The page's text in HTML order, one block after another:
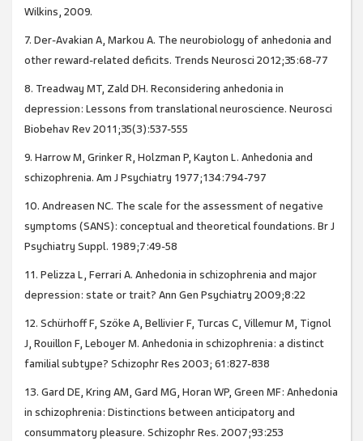
Wilkins, 2009.
7. Der-Avakian A, Markou A. The neurobiology of anhedonia and
other reward-related deficits. Trends Neurosci 2012;35:68-77
8. Treadway MT, Zald DH. Reconsidering anhedonia in
depression: Lessons from translational neuroscience. Neurosci
Biobehav Rev 2011;35(3):537-555
9. Harrow M, Grinker R, Holzman P, Kayton L. Anhedonia and
schizophrenia. Am J Psychiatry 1977;134:794-797
10. Andreasen NC. The scale for the assessment of negative
symptoms (SANS): conceptual and theoretical foundations. Br J
Psychiatry Suppl. 1989;7:49-58
11. Pelizza L, Ferrari A. Anhedonia in schizophrenia and major
depression: state or trait? Ann Gen Psychiatry 2009;8:22
12. Schürhoff F, Szöke A, Bellivier F, Turcas C, Villemur M, Tignol
J, Rouillon F, Leboyer M. Anhedonia in schizophrenia: a distinct
familial subtype? Schizophr Res 2003; 61:827-838
13. Gard DE, Kring AM, Gard MG, Horan WP, Green MF: Anhedonia
in schizophrenia: Distinctions between anticipatory and
consummatory pleasure. Schizophr Res. 2007;93:253